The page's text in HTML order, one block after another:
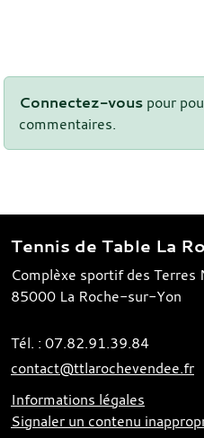
Connectez-vous pour
commentaires.
Tennis de Table La
Complèxe sportif des
85000 La Roche-sur-Yon
Tél. : 07.82.91.39.84
contact@ttlarochevendee.fr
Informations légales
Signaler un contenu